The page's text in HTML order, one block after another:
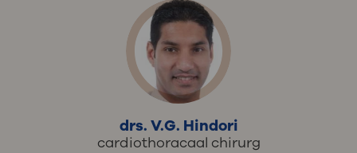
drs. V.G. Hindori
cardiothoracaal chirurg